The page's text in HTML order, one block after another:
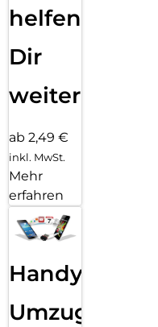
helfen
Dir
weiter
ab 2,49 €
inkl. MwSt.
Mehr
erfahren
Handy
Umzug